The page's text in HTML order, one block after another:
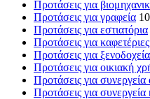
Προτάσεις για
Προτάσεις για γραφεία 10
Προτάσεις για εστιατόρια
Προτάσεις για καφετέριες
Προτάσεις για ξενοδοχεία
Προτάσεις για οικιακή
Προτάσεις για συνεργεία
Προτάσεις για